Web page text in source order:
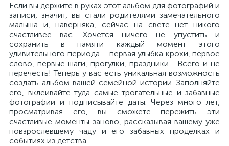
Если вы держите в руках этот альбом для фотографий и
записи, значит, вы стали родителями замечательного
малыша и, наверняка, сейчас на свете нет никого
счастливее вас. Хочется ничего не упустить и
сохранить в памяти каждый момент этого
удивительного периода – первая улыбка крохи, первое
слово, первые шаги, прогулки, праздники… Всего и не
перечесть! Теперь у вас есть уникальная возможность
создать альбом вашей семейной истории. Заполняйте
его, вклеивайте туда самые трогательные и забавные
фотографии и подписывайте даты. Через много лет,
просматривая его, вы сможете пережить эти
счастливые моменты заново, рассказывая вашему уже
повзрослевшему чаду и его забавных проделках и
событиях из детства.